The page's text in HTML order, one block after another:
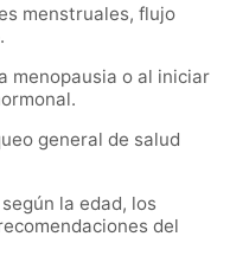
menstruales, flujo
menopausia o al iniciar
general de salud
la edad, los
del